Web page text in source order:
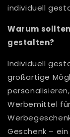
individuell
Warum
gestalten?
Individuell
großartige
Werbemittel
Geschenk –